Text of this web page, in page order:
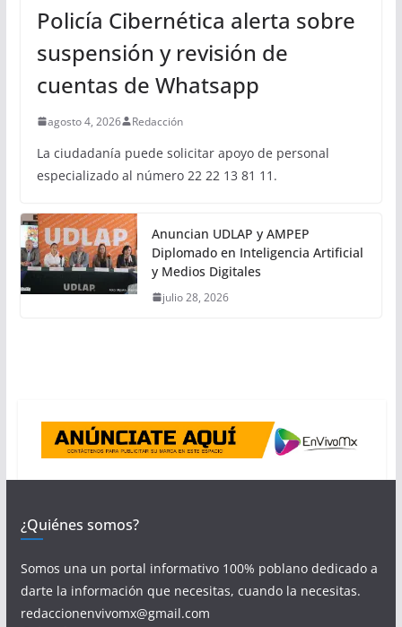
Policía Cibernética alerta sobre
suspensión y revisión de
cuentas de Whatsapp
agosto 4, 2026 Redacción
La ciudadanía puede solicitar apoyo de personal
especializado al número 22 22 13 81 11.
Anuncian UDLAP y AMPEP
Diplomado en Inteligencia Artificial
y Medios Digitales
julio 28, 2026
¿Quiénes somos?
Somos una un portal informativo 100% poblano dedicado a
darte la información que necesitas, cuando la necesitas.
redaccionenvivomx@gmail.com